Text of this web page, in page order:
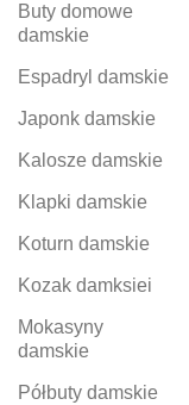
Buty domowe
damskie
Espadryl damskie
Japonk damskie
Kalosze damskie
Klapki damskie
Koturn damskie
Kozak damksiei
Mokasyny
damskie
Półbuty damskie